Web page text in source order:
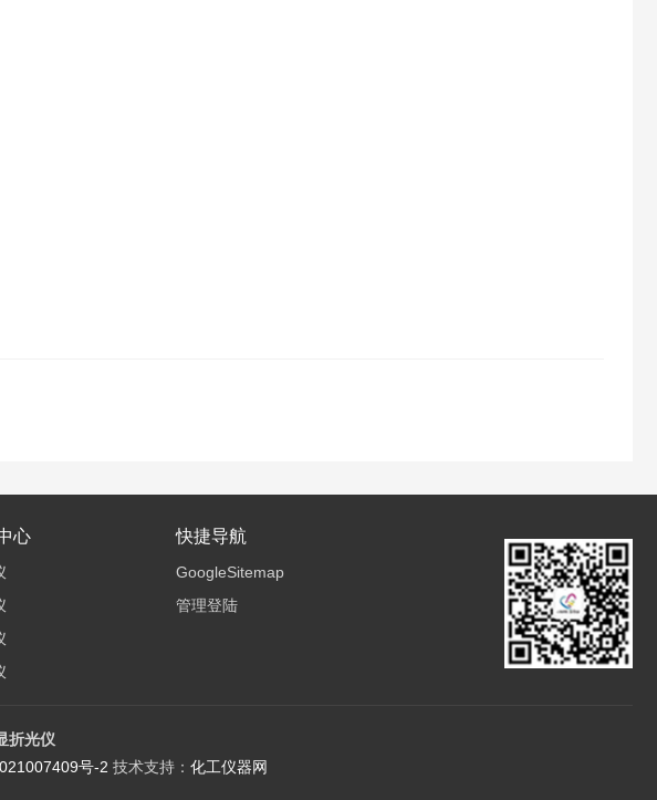
心
分析仪
见分光光度计
快捷导航
GoogleSitemap
管理登陆
折光仪
号-2 技术支持： 化工仪器网